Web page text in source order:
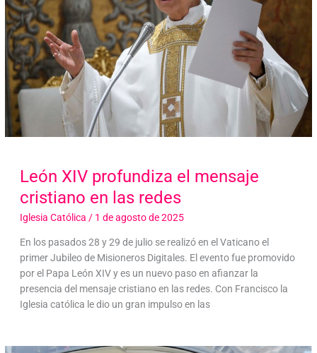
León XIV profundiza el mensaje
cristiano en las redes
Iglesia Católica / 1 de agosto de 2025
En los pasados 28 y 29 de julio se realizó en el Vaticano el
primer Jubileo de Misioneros Digitales. El evento fue promovido
por el Papa León XIV y es un nuevo paso en afianzar la
presencia del mensaje cristiano en las redes. Con Francisco la
Iglesia católica le dio un gran impulso en las